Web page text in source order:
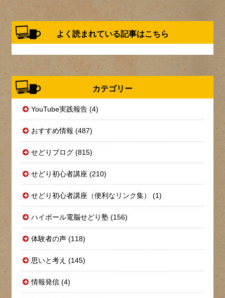
よく読まれている記事はこちら
カテゴリー
YouTube実践報告 (4)
おすすめ情報 (487)
せどりブログ (815)
せどり初心者講座 (210)
せどり初心者講座（便利なリンク集） (1)
ハイボール電脳せどり塾 (156)
体験者の声 (118)
思いと考え (145)
情報発信 (4)